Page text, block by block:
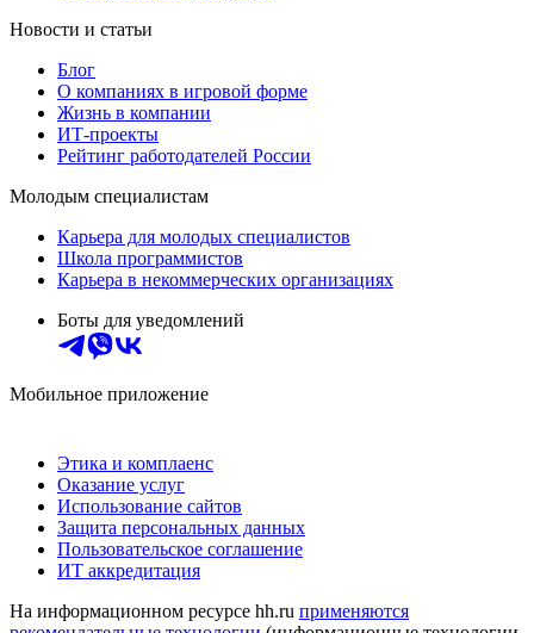
Новости и статьи
Блог
О компаниях в игровой форме
Жизнь в компании
ИТ-проекты
Рейтинг работодателей России
Молодым специалистам
Карьера для молодых специалистов
Школа программистов
Карьера в некоммерческих организациях
Боты для уведомлений
Мобильное приложение
Этика и комплаенс
Оказание услуг
Использование сайтов
Защита персональных данных
Пользовательское соглашение
ИТ аккредитация
На информационном ресурсе hh.ru применяются